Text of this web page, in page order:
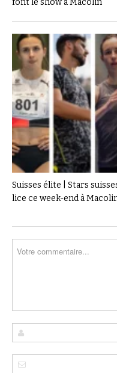
font le show à Macolin
Suisses élite | Stars
lice ce week-end à